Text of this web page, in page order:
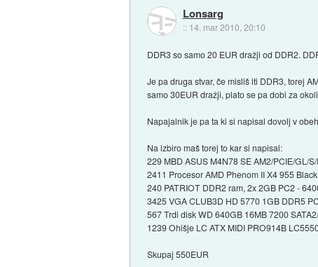
Lonsarg
:: 14. mar 2010, 20:10
DDR3 so samo 20 EUR dražji od DDR2.
Je pa druga stvar, če misliš iti DDR3, torej
samo 30EUR dražji, plato se pa dobi za
Napajalnik je pa ta ki si napisal dovolj v
Na izbiro maš torej to kar si napisal:
229 MBD ASUS M4N78 SE AM2/PCIE/GL/
2411 Procesor AMD Phenom II X4 955
240 PATRIOT DDR2 ram, 2x 2GB PC2 -
3425 VGA CLUB3D HD 5770 1GB DDR5
567 Trdi disk WD 640GB 16MB 7200
1239 Ohišje LC ATX MIDI PRO914B
Skupaj 550EUR